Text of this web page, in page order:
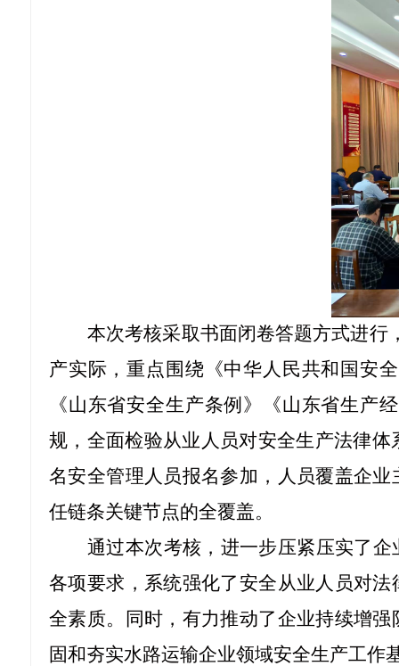
本次考核采取书面闭卷答题方式进行
产实际，重点围绕《中华人民共和国安
《山东省安全生产条例》《山东省生产
规，全面检验从业人员对安全生产法律
名安全管理人员报名参加，人员覆盖企
任链条关键节点的全覆盖。
通过本次考核，进一步压紧压实了
各项要求，系统强化了安全从业人员对
全素质。同时，有力推动了企业持续增
固和夯实水路运输企业领域安全生产工作